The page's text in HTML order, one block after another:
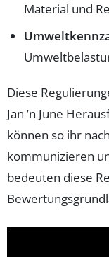
Material und
Diese
Jan ’n June
können so ihr
kommunizieren
bedeuten diese